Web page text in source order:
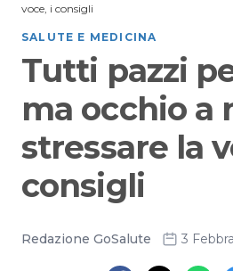
voce, i consigli
SALUTE E MEDICINA
Tutti pazzi
ma occhio a
stressare la
consigli
Redazione GoSalute 3